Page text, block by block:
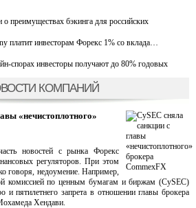
о преимуществах бэкинга для российских
платит инвесторам Форекс 1% со вклада…
спорах инвесторы получают до 80% годовых
КОМПАНИЙ
«нечистоплотного»
новостей с рынка Форекс
регуляторов. При этом
говоря, недоумение. Например,
комиссией по ценным бумагам и биржам (CySEC)
и пятилетнего запрета в отношении главы брокера
Хендави.